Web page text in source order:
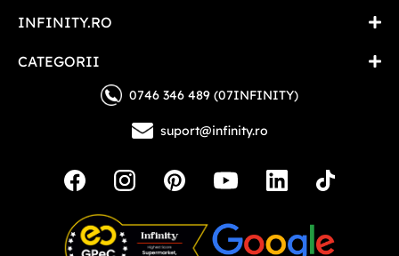
INFINITY.RO
CATEGORII
0746 346 489 (07INFINITY)
suport@infinity.ro